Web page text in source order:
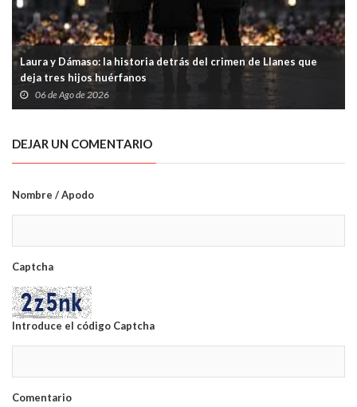
Laura y Dámaso: la historia detrás del crimen de Llanes que
deja tres hijos huérfanos
06 de Ago de 2026
DEJAR UN COMENTARIO
Nombre / Apodo
Captcha
Introduce el código Captcha
Comentario